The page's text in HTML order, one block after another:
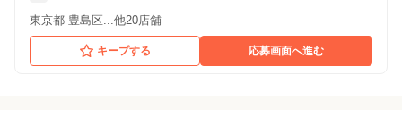
東京都 豊島区...他20店舗
キープする 応募画面へ進む